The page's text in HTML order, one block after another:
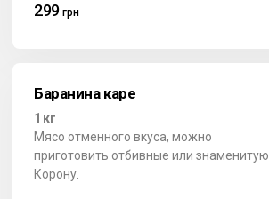
299 грн
Баранина каре
1 кг
Мясо отменного вкуса, можно
приготовить отбивные или знаменитую
Корону.